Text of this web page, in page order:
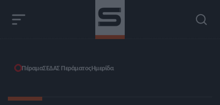
ΠέραμαΣΕΔΑΣ ΠεράματοςΗμερίδα